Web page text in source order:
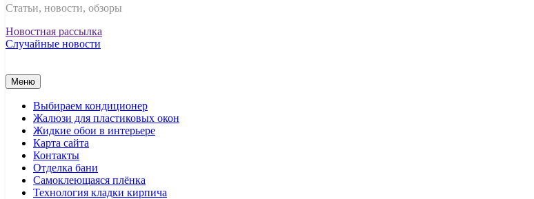
Статьи, новости, обзоры
Новостная рассылка
Случайные новости
Меню
Выбираем кондиционер
Жалюзи для пластиковых окон
Жидкие обои в интерьере
Карта сайта
Контакты
Отделка бани
Самоклеющаяся плёнка
Технология кладки кирпича